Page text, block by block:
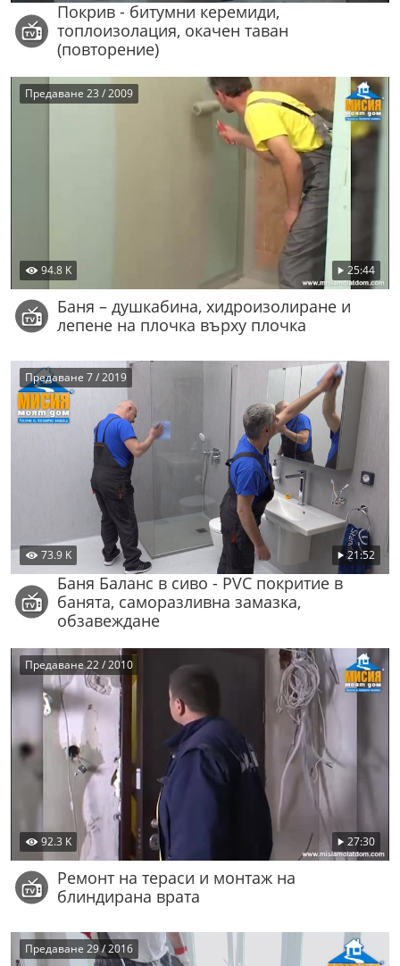
Покрив - битумни керемиди,
топлоизолация, окачен таван
(повторение)
94.8 K 25:44
Предаване 23 / 2009
Баня – душкабина, хидроизолиране и
лепене на плочка върху плочка
73.9 K 21:52
Предаване 7 / 2019
Баня Баланс в сиво - PVC покритие в
банята, саморазливна замазка,
обзавеждане
92.3 K 27:30
Предаване 22 / 2010
Ремонт на тераси и монтаж на
блиндирана врата
Предаване 29 / 2016